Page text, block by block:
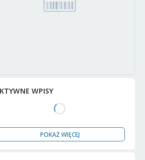
WPISY
POKAŻ WIĘCEJ